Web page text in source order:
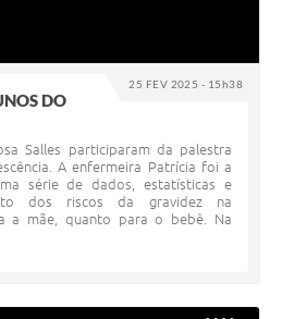
25 FEV 2025 - 15h38
DO
Salles participaram da palestra
A enfermeira Patrícia foi a
série de dados, estatísticas e
dos riscos da gravidez na
a mãe, quanto para o bebê. Na